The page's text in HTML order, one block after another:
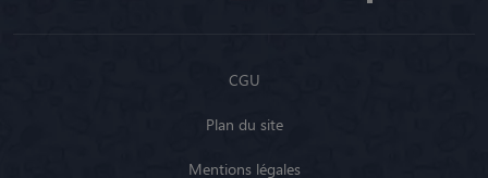
CGU
Plan du site
Mentions légales